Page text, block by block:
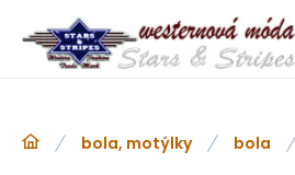
bola, motýlky bola